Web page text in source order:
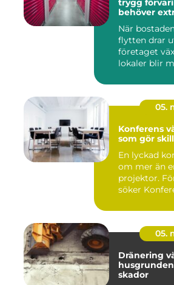
trygg
behöver
När
flytten drar
företaget
lokaler blir
05.
Konferens växjö
som gör
En lyckad
om mer än
projektor.
söker
05.
Dränering växjö så
skador